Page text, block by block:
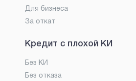
Для бизнеса
За откат
Кредит с плохой КИ
Без КИ
Без отказа